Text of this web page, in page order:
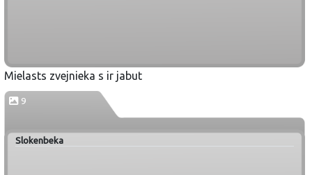
Mielasts zvejnieka s ir jabut
9
Slokenbeka